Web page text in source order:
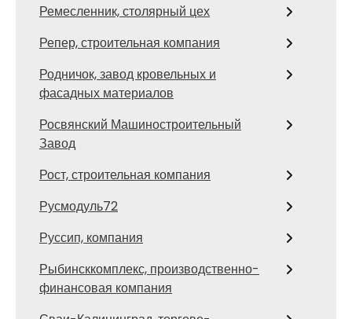
Ремесленник, столярный цех
Репер, строительная компания
Родничок, завод кровельных и
фасадных материалов
Росвянский Машиностроительный
Завод
Рост, строительная компания
Русмодуль72
Руссип, компания
Рыбинсккомплекс, производственно-
финансовая компания